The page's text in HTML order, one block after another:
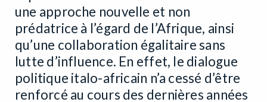
une approche nouvelle et non
prédatrice à l’égard de l’Afrique, ainsi
qu’une collaboration égalitaire sans
lutte d’influence. En effet, le dialogue
politique italo-africain n’a cessé d’être
renforcé au cours des dernières années